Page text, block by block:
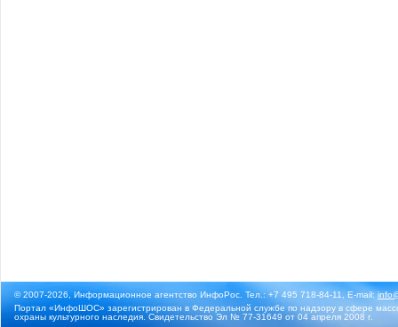
© 2007-2026, Информационное агентство ИнфоРос. Тел.: +7 495 718-84-11, E-mail:
Портал «ИнфоШОС» зарегистрирован в Федеральной службе по надзору в сфере
охраны культурного наследия. Свидетельство Эл № 77-31649 от 04 апреля 2008 г.